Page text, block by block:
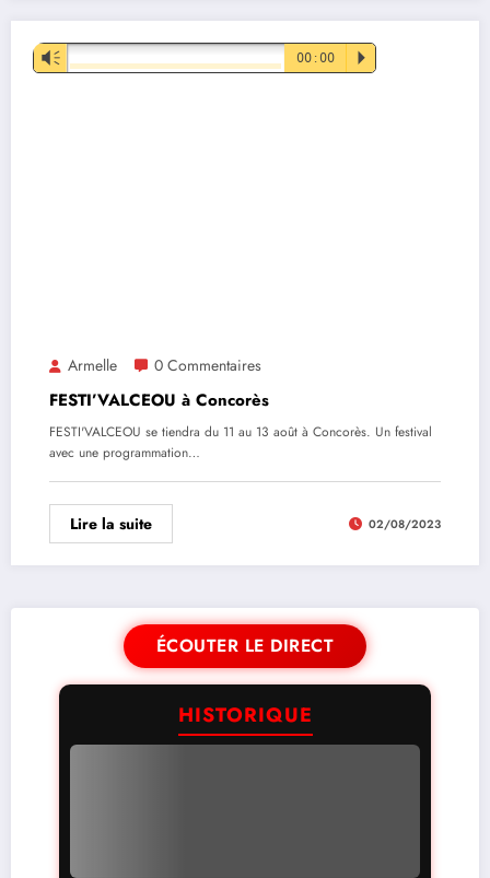
Lecteur
audio
Vm 00:00 P
Armelle 0 Commentaires
FESTI’VALCEOU à Concorès
FESTI'VALCEOU se tiendra du 11 au 13 août à Concorès. Un festival
avec une programmation…
Lire la suite 02/08/2023
ÉCOUTER LE DIRECT
HISTORIQUE